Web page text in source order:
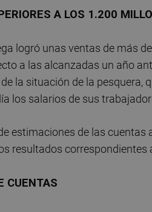
A LOS 1.200
logró unas ventas de más
a las alcanzadas un año
la situación de la pesquera,
los salarios de sus
estimaciones de las cuentas
resultados correspondientes
CUENTAS